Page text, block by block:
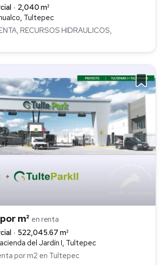
2,040 m²
Tultepec
RECURSOS HIDRAULICOS,
m² en renta
522,045.67 m²
del Jardín I, Tultepec
por m2 en Tultepec